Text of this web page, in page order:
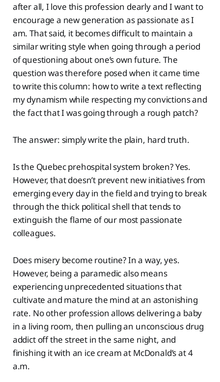
after all, I love this profession dearly and I want to
encourage a new generation as passionate as I
am. That said, it becomes difficult to maintain a
similar writing style when going through a period
of questioning about one’s own future. The
question was therefore posed when it came time
to write this column: how to write a text reflecting
my dynamism while respecting my convictions and
the fact that I was going through a rough patch?
The answer: simply write the plain, hard truth.
Is the Quebec prehospital system broken? Yes.
However, that doesn’t prevent new initiatives from
emerging every day in the field and trying to break
through the thick political shell that tends to
extinguish the flame of our most passionate
colleagues.
Does misery become routine? In a way, yes.
However, being a paramedic also means
experiencing unprecedented situations that
cultivate and mature the mind at an astonishing
rate. No other profession allows delivering a baby
in a living room, then pulling an unconscious drug
addict off the street in the same night, and
finishing it with an ice cream at McDonald’s at 4
a.m.